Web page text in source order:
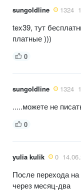
sungoldline 1324
tex39, тут
платные )))
0
sungoldline 1324
.....можете не
0
yulia kulik 0
После перехода
через месяц-два